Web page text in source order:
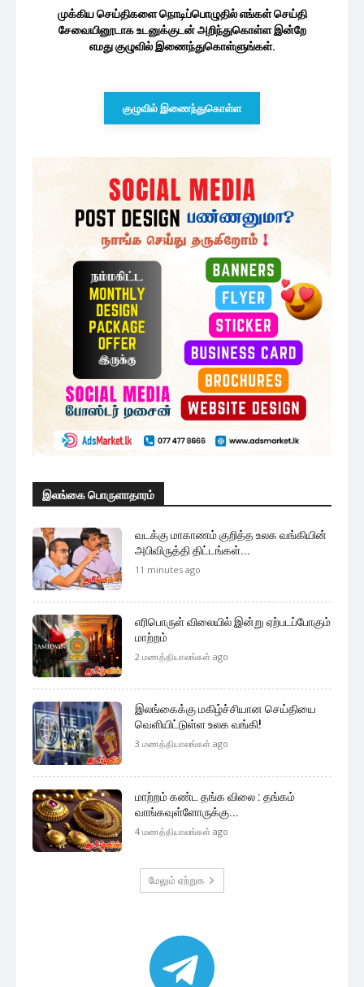
முக்கிய செய்திகளை நொடிப்பொழுதில் எங்கள் செய்தி
சேவையினூடாக உடனுக்குடன் அறிந்துகொள்ள இன்றே
எமது குழுவில் இணைந்துகொள்ளுங்கள்.
குழுவில் இணைந்துகொள்ள
இலங்கை பொருளாதாரம்
வடக்கு மாகாணம் குறித்த உலக வங்கியின்
அபிவிருத்தி திட்டங்கள்...
11 minutes ago
எரிபொருள் விலையில் இன்று ஏற்படப்போகும்
மாற்றம்
2 மணத்தியாலங்கள் ago
இலங்கைக்கு மகிழ்ச்சியான செய்தியை
வெளியிட்டுள்ள உலக வங்கி!
3 மணத்தியாலங்கள் ago
மாற்றம் கண்ட தங்க விலை : தங்கம்
வாங்கவுள்ளோருக்கு...
4 மணத்தியாலங்கள் ago
மேலும் ஏற்றுக